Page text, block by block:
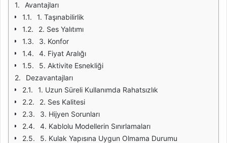
Avantajları
1. Taşınabilirlik
2. Ses Yalıtımı
3. Konfor
4. Fiyat Aralığı
5. Aktivite Esnekliği
Dezavantajları
1. Uzun Süreli Kullanımda Rahatsızlık
2. Ses Kalitesi
3. Hijyen Sorunları
4. Kablolu Modellerin Sınırlamaları
5. Kulak Yapısına Uygun Olmama Durumu